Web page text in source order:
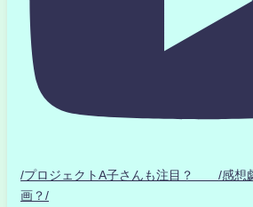
/プロジェクトA子さんも注目？ /感想
画？/